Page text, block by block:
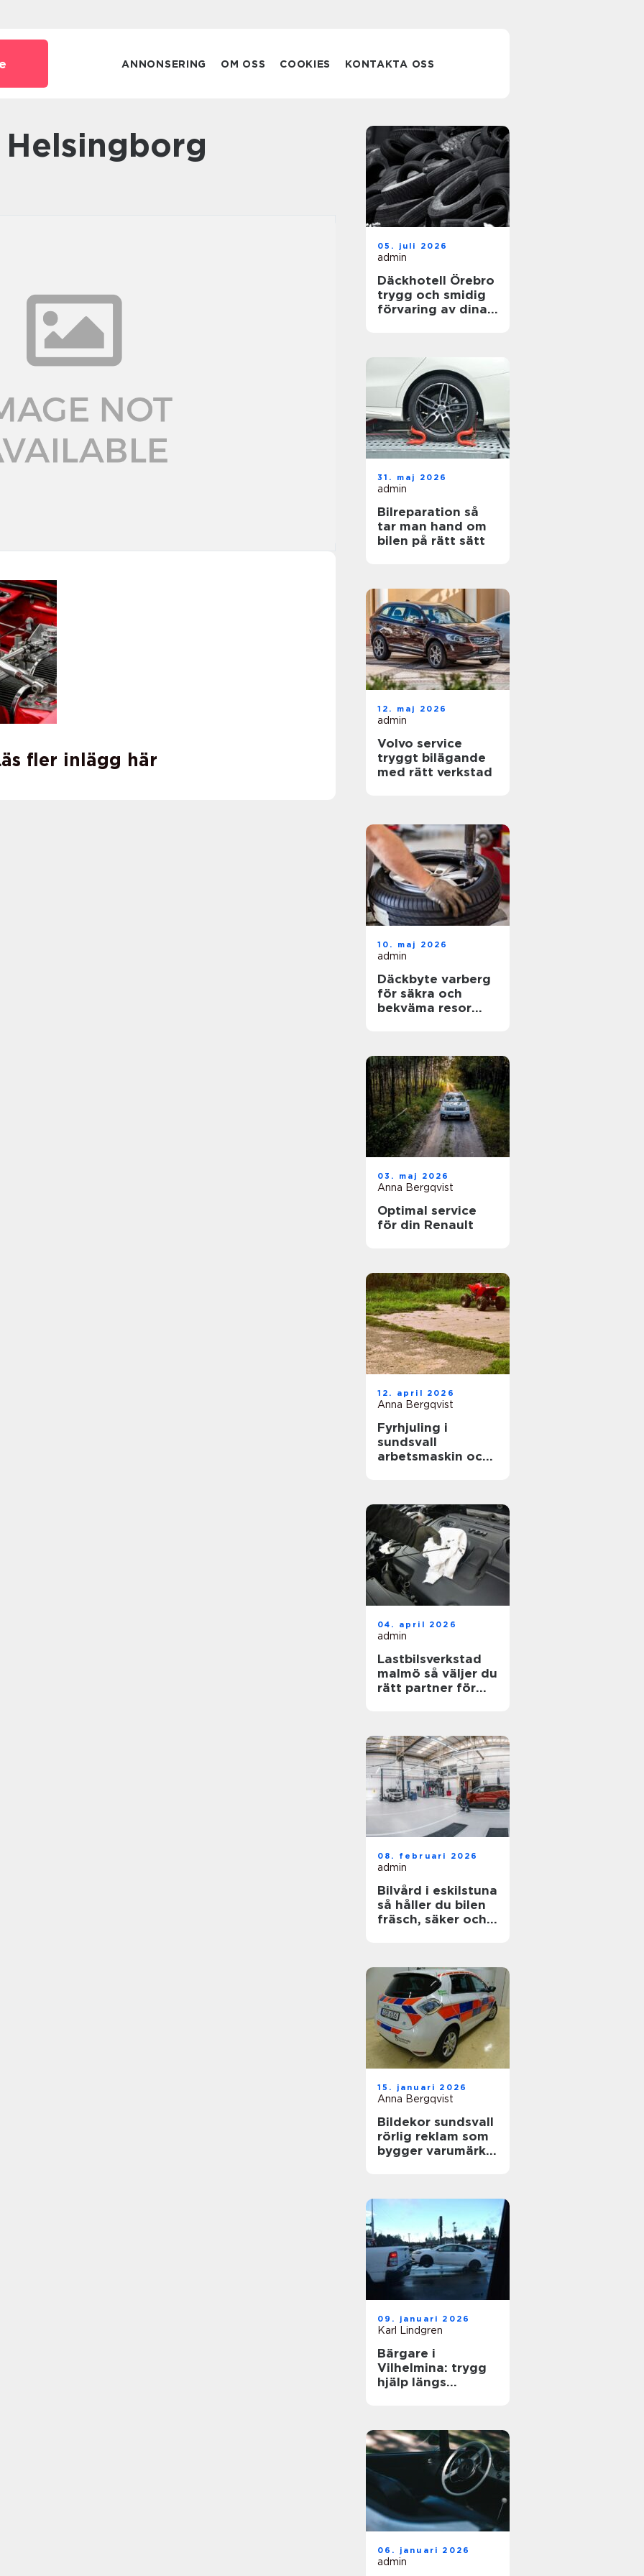
ANNONSERING OM OSS COOKIES KONTAKTA OSS
Helsingborg
fler inlägg här
05. juli 2026
admin
Däckhotell Örebro
trygg och smidig
förvaring av dina
31. maj 2026
admin
Bilreparation så
tar man hand om
bilen på rätt sätt
12. maj 2026
admin
Volvo service
tryggt bilägande
med rätt verkstad
10. maj 2026
admin
Däckbyte varberg
för säkra och
bekväma resor
03. maj 2026
Anna Bergqvist
Optimal service
för din Renault
12. april 2026
Anna Bergqvist
Fyrhjuling i
sundsvall
arbetsmaskin och
04. april 2026
admin
Lastbilsverkstad
malmö så väljer du
rätt partner för
08. februari 2026
admin
Bilvård i eskilstuna
så håller du bilen
fräsch, säker och
15. januari 2026
Anna Bergqvist
Bildekor sundsvall
rörlig reklam som
bygger varumärke
09. januari 2026
Karl Lindgren
Bärgare i
Vilhelmina: trygg
hjälp längs
06. januari 2026
admin